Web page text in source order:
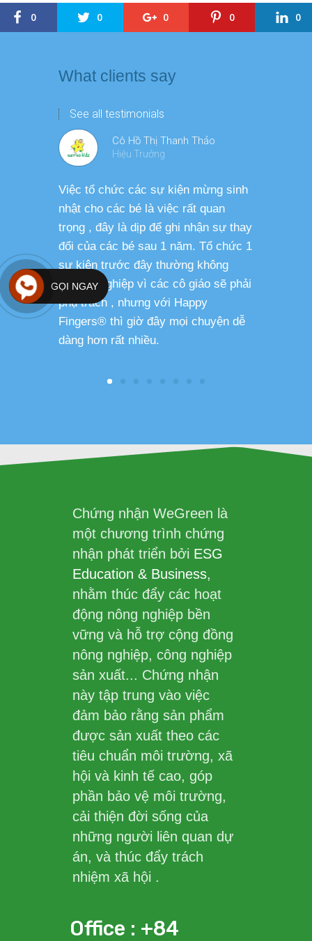
0 0 0 0 0
What clients say
See all testimonials
Cô Hồ Thị Thanh Thảo
Hiệu Trưởng
Việc tổ chức các sự kiện mừng sinh
nhật cho các bé là việc rất quan
trọng , đây là dịp để ghi nhận sự thay
đổi của các bé sau 1 năm. Tổ chức 1
sự kiện trước đây thường không
chuyên nghiệp vì các cô giáo sẽ phải
phụ trách , nhưng với Happy
Fingers® thì giờ đây mọi chuyện dễ
dàng hơn rất nhiều.
Chứng nhận WeGreen là
một chương trình chứng
nhận phát triển bởi ESG
Education & Business,
nhằm thúc đẩy các hoạt
động nông nghiệp bền
vững và hỗ trợ cộng đồng
nông nghiệp, công nghiệp
sản xuất... Chứng nhận
này tập trung vào việc
đảm bảo rằng sản phẩm
được sản xuất theo các
tiêu chuẩn môi trường, xã
hội và kinh tế cao, góp
phần bảo vệ môi trường,
cải thiện đời sống của
những người liên quan dự
án, và thúc đẩy trách
nhiệm xã hội .
Office : +84
GỌI NGAY